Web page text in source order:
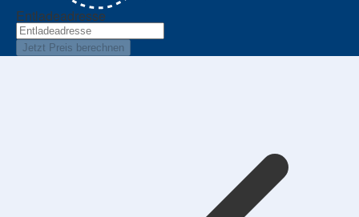
Entladeadresse
Jetzt Preis berechnen